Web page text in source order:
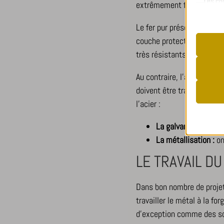
extrêmement faible
Le fer pur présente la
couche protectrice
très résistants à l’épreuve
Au contraire, l’acier
doivent être traités,
l’acier :
La galvanisation :
La métallisation :
LE TRAVAIL
Dans bon nombre de
travailler le métal à la
d’exception comme des
Les
_ga_*
les